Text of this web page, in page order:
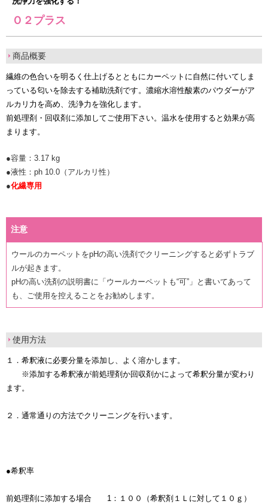
Ｏ２プラス
商品概要
繊維の色合いを明るく仕上げるとともにカーペットに自然に付いてしま
っている匂いを除去する補助洗剤です。濃縮水溶性酸素のパウダーがア
ルカリ力を高め、洗浄力を強化します。
前処理剤・回収剤に添加してご使用下さい。温水を使用すると効果が高
まります。
●容量：3.17 kg
●液性：ph 10.0（アルカリ性）
●化繊専用
注意
ウールのカーペットをpHの高い洗剤でクリーニングすると必ずトラブ
ルが起きます。
pHの高い洗剤の説明書に「ウールカーペットも“可”」と書いてあって
も、ご使用を控えることをお勧めします。
使用方法
１．希釈液に必要分量を添加し、よく溶かします。
※添加する希釈液が前処理剤か回収剤かによって希釈分量が変わり
ます。
２．通常通りの方法でクリーニングを行います。
●希釈率
前処理剤に添加する場合 1：１００（希釈剤１Ｌに対して１０ｇ）